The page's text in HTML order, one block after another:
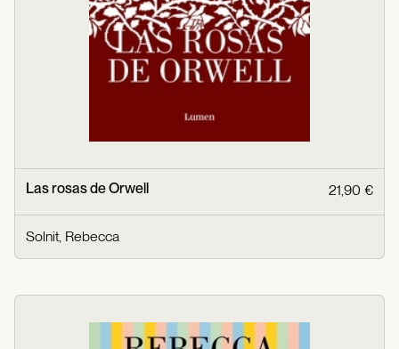
Las rosas de Orwell 21,90 €
Solnit, Rebecca